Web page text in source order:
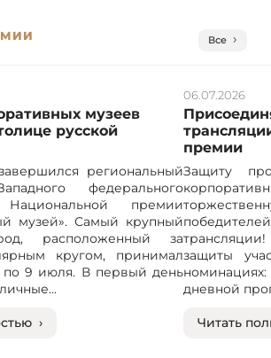
Все
музеев
русской
региональный
федерального
премии
музей». Самый крупный
расположенный за
кругом, принимал
по 9 июля. В первый день
›
премии
06.07.2026
Защиту
защиты
дневной
Читать